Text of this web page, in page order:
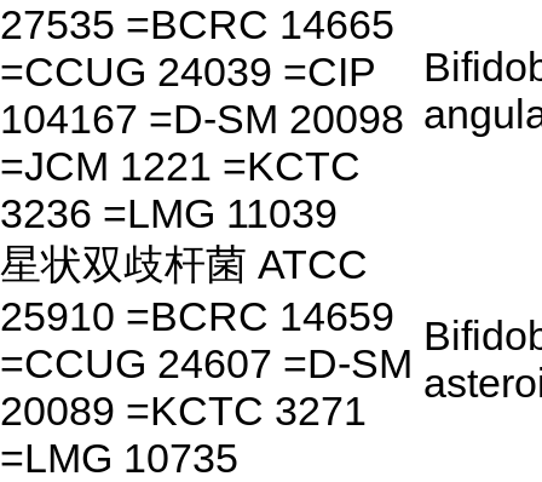
27535 =BCRC 14665
=CCUG 24039 =CIP
104167 =D-SM 20098
=JCM 1221 =KCTC
3236 =LMG 11039
星状双歧杆菌 ATCC
25910 =BCRC 14659
=CCUG 24607 =D-SM
20089 =KCTC 3271
=LMG 10735